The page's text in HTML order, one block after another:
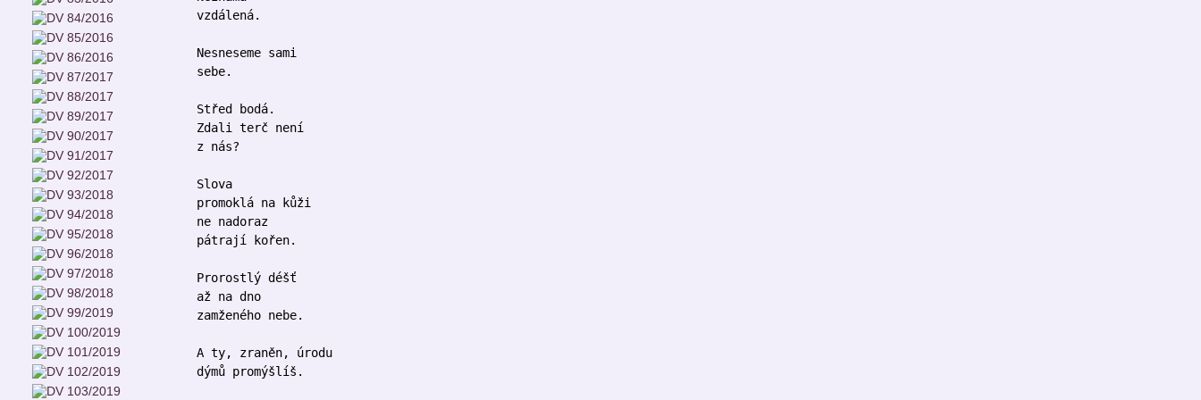
vzdálená.
Nesneseme sami
sebe.
Střed bodá.
Zdali terč není
z nás?
Slova
promoklá na kůži
ne nadoraz
pátrají kořen.
Prorostlý déšť
až na dno
zamženého nebe.
A ty, zraněn, úrodu
dýmů promýšlíš.